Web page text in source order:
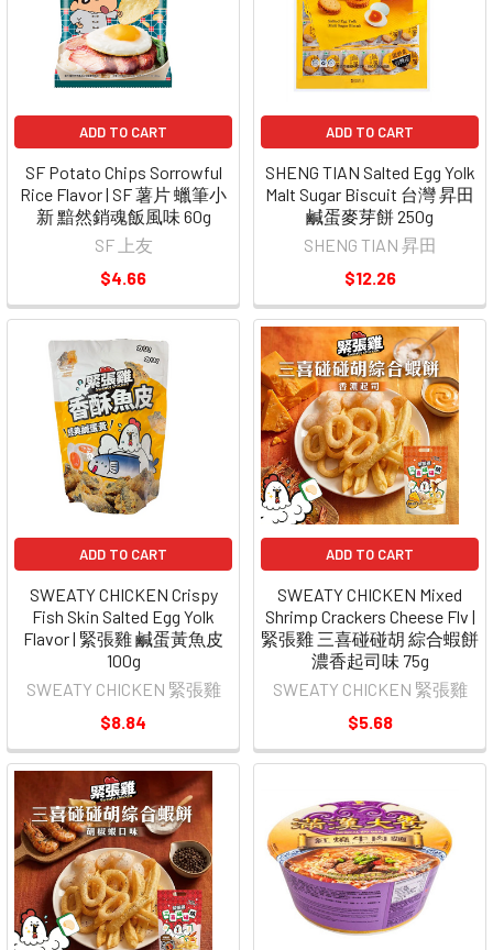
ADD TO CART
SF Potato Chips Sorrowful
Rice Flavor | SF 薯片 蠟筆小
新 黯然銷魂飯風味 60g
SF 上友
$4.66
ADD TO CART
SHENG TIAN Salted Egg Yolk
Malt Sugar Biscuit 台灣 昇田
鹹蛋麥芽餅 250g
SHENG TIAN 昇田
$12.26
ADD TO CART
SWEATY CHICKEN Crispy
Fish Skin Salted Egg Yolk
Flavor | 緊張雞 鹹蛋黃魚皮
100g
SWEATY CHICKEN 緊張雞
$8.84
ADD TO CART
SWEATY CHICKEN Mixed
Shrimp Crackers Cheese Flv |
緊張雞 三喜碰碰胡 綜合蝦餅
濃香起司味 75g
SWEATY CHICKEN 緊張雞
$5.68